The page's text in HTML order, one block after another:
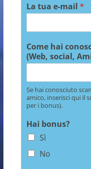
La tua e-mail *
Come hai
(Web, social,
Se hai conosciuto
amico, inserisci qui il
per i bonus).
Hai bonus?
Sì
No